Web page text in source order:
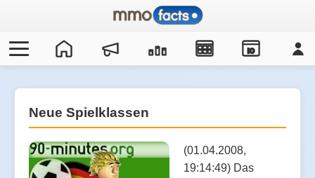
IO
Neue Spielklassen
(01.04.2008,
19:14:49) Das